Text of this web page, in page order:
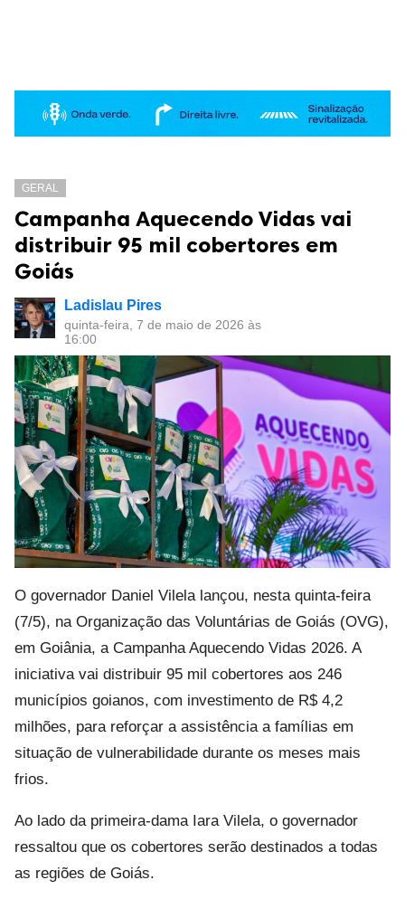
GERAL
Campanha Aquecendo Vidas vai
distribuir 95 mil cobertores em
Goiás
Ladislau Pires
quinta-feira, 7 de maio de 2026 às
16:00
O governador Daniel Vilela lançou, nesta quinta-feira
(7/5), na Organização das Voluntárias de Goiás (OVG),
em Goiânia, a Campanha Aquecendo Vidas 2026. A
iniciativa vai distribuir 95 mil cobertores aos 246
municípios goianos, com investimento de R$ 4,2
milhões, para reforçar a assistência a famílias em
situação de vulnerabilidade durante os meses mais
frios.
Ao lado da primeira-dama Iara Vilela, o governador
ressaltou que os cobertores serão destinados a todas
as regiões de Goiás.